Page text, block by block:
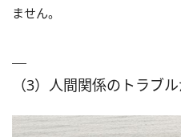
ません。
（3）人間関係のトラブ